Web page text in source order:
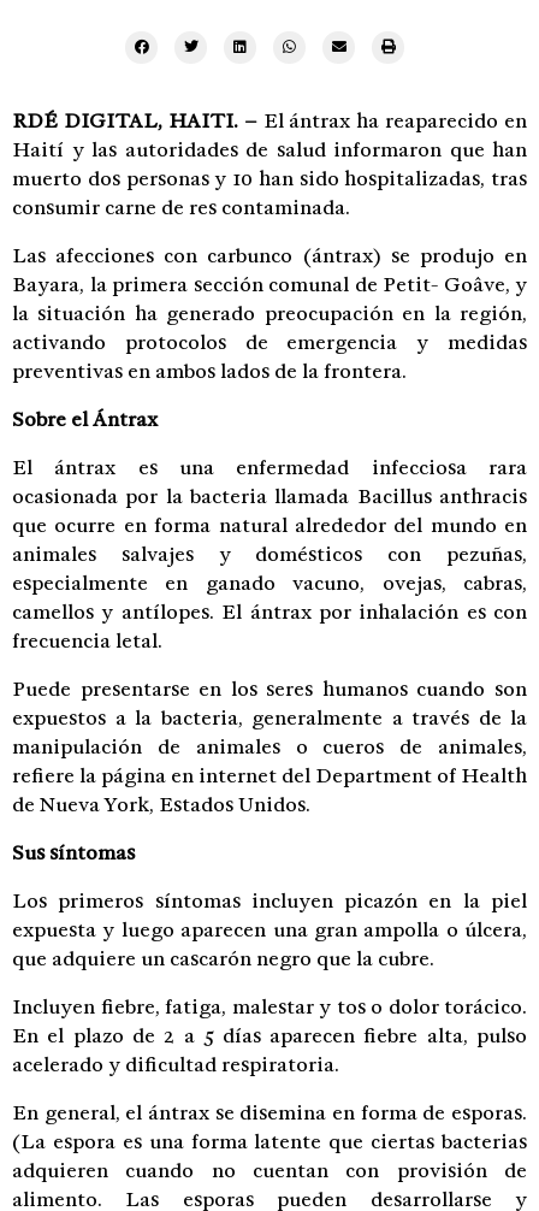
RDÉ DIGITAL, HAITI. –El ántrax ha reaparecido en
Haití y las autoridades de salud informaron que han
muerto dos personas y 10 han sido hospitalizadas, tras
consumir carne de res contaminada.
Las afecciones con carbunco (ántrax) se produjo en
Bayara, la primera sección comunal de Petit- Goâve, y
la situación ha generado preocupación en la región,
activando protocolos de emergencia y medidas
preventivas en ambos lados de la frontera.
Sobre el Ántrax
El ántrax es una enfermedad infecciosa rara
ocasionada por la bacteria llamada Bacillus anthracis
que ocurre en forma natural alrededor del mundo en
animales salvajes y domésticos con pezuñas,
especialmente en ganado vacuno, ovejas, cabras,
camellos y antílopes. El ántrax por inhalación es con
frecuencia letal.
Puede presentarse en los seres humanos cuando son
expuestos a la bacteria, generalmente a través de la
manipulación de animales o cueros de animales,
refiere la página en internet del Department of Health
de Nueva York, Estados Unidos.
Sus síntomas
Los primeros síntomas incluyen picazón en la piel
expuesta y luego aparecen una gran ampolla o úlcera,
que adquiere un cascarón negro que la cubre.
Incluyen fiebre, fatiga, malestar y tos o dolor torácico.
En el plazo de 2 a 5 días aparecen fiebre alta, pulso
acelerado y dificultad respiratoria.
En general, el ántrax se disemina en forma de esporas.
(La espora es una forma latente que ciertas bacterias
adquieren cuando no cuentan con provisión de
alimento. Las esporas pueden desarrollarse y